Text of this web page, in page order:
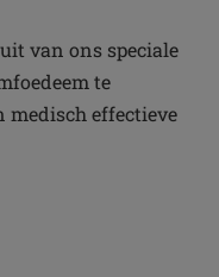
van ons speciale
te
medisch effectieve